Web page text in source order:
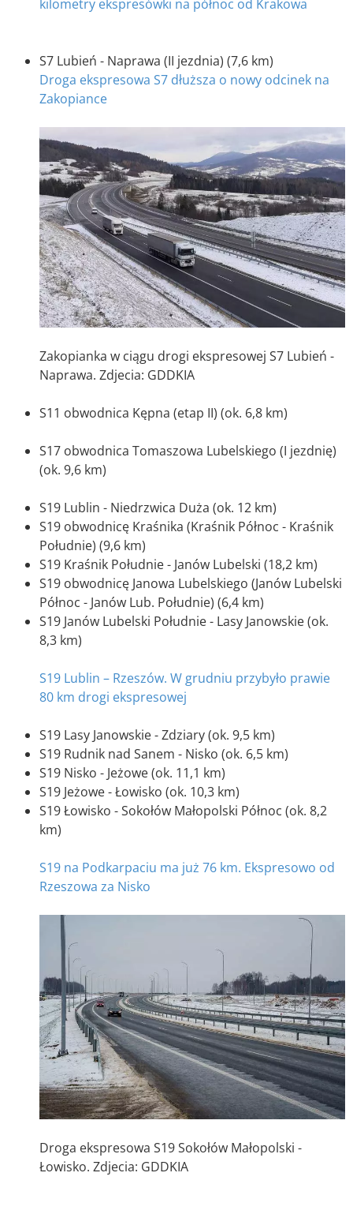
kilometry ekspresówki na północ od Krakowa
S7 Lubień - Naprawa (II jezdnia) (7,6 km)
Droga ekspresowa S7 dłuższa o nowy odcinek na
Zakopiance
Zakopianka w ciągu drogi ekspresowej S7 Lubień -
Naprawa. Zdjecia: GDDKIA
S11 obwodnica Kępna (etap II) (ok. 6,8 km)
S17 obwodnica Tomaszowa Lubelskiego (I jezdnię)
(ok. 9,6 km)
S19 Lublin - Niedrzwica Duża (ok. 12 km)
S19 obwodnicę Kraśnika (Kraśnik Północ - Kraśnik
Południe) (9,6 km)
S19 Kraśnik Południe - Janów Lubelski (18,2 km)
S19 obwodnicę Janowa Lubelskiego (Janów Lubelski
Północ - Janów Lub. Południe) (6,4 km)
S19 Janów Lubelski Południe - Lasy Janowskie (ok.
8,3 km)
S19 Lublin – Rzeszów. W grudniu przybyło prawie
80 km drogi ekspresowej
S19 Lasy Janowskie - Zdziary (ok. 9,5 km)
S19 Rudnik nad Sanem - Nisko (ok. 6,5 km)
S19 Nisko - Jeżowe (ok. 11,1 km)
S19 Jeżowe - Łowisko (ok. 10,3 km)
S19 Łowisko - Sokołów Małopolski Północ (ok. 8,2
km)
S19 na Podkarpaciu ma już 76 km. Ekspresowo od
Rzeszowa za Nisko
Droga ekspresowa S19 Sokołów Małopolski -
Łowisko. Zdjecia: GDDKIA